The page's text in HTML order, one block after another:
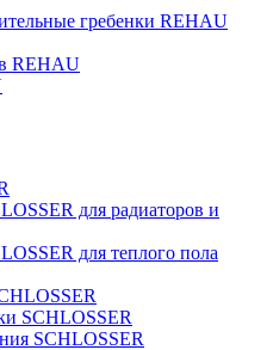
гребенки REHAU
REHAU
для радиаторов и
для теплого пола
SCHLOSSER
SCHLOSSER